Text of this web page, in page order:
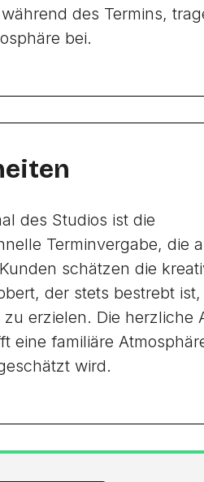
des Termins,
bei.
des Studios ist die
Terminvergabe, die
schätzen die
der stets bestrebt
erzielen. Die herzliche
eine familiäre
wird.